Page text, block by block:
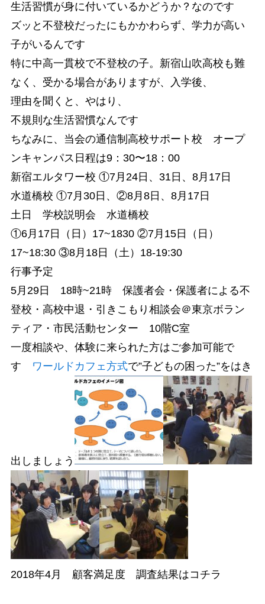
生活習慣が身に付いているかどうか？なのです
ズッと不登校だったにもかかわらず、学力が高い
子がいるんです
特に中高一貫校で不登校の子。新宿山吹高校も難
なく、受かる場合がありますが、入学後、
理由を聞くと、やはり、
不規則な生活習慣なんです
ちなみに、当会の通信制高校サポート校 オープ
ンキャンパス日程は9：30〜18：00
新宿エルタワー校 ①7月24日、31日、8月17日
水道橋校 ①7月30日、②8月8日、8月17日
土日 学校説明会 水道橋校
①6月17日（日）17~1830 ②7月15日（日）
17~18:30 ③8月18日（土）18-19:30
行事予定
5月29日 18時~21時 保護者会・保護者による不
登校・高校中退・引きこもり相談会＠東京ボラン
ティア・市民活動センター 10階C室
一度相談や、体験に来られた方はご参加可能で
す
ワールドカフェ方式で”子どもの困った”をはき
出しましょう
2018年4月 顧客満足度 調査結果はコチラ